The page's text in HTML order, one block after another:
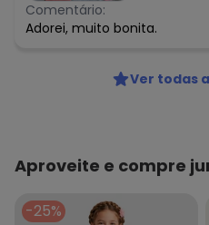
Comentário:
Adorei, muito bonita.
Ver todas
Aproveite e compre
-25%